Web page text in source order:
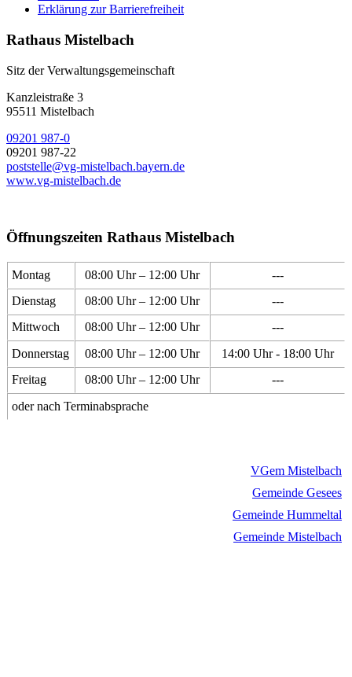
Erklärung zur Barrierefreiheit
Rathaus Mistelbach
Sitz der Verwaltungsgemeinschaft
Kanzleistraße 3
95511 Mistelbach
09201 987-0
09201 987-22
poststelle@vg-mistelbach.bayern.de
www.vg-mistelbach.de
Öffnungszeiten Rathaus Mistelbach
Montag 08:00 Uhr – 12:00 Uhr
---
Dienstag
08:00 Uhr – 12:00 Uhr
---
Mittwoch
08:00 Uhr – 12:00 Uhr
---
Donnerstag
08:00 Uhr – 12:00 Uhr
14:00 Uhr - 18:00 Uhr
Freitag
08:00 Uhr – 12:00 Uhr
---
oder nach Terminabsprache
VGem Mistelbach
Gemeinde Gesees
Gemeinde Hummeltal
Gemeinde Mistelbach